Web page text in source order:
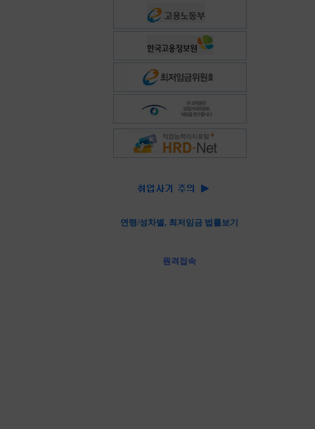
연령/성차별, 최저임금 법률보기
원격접속